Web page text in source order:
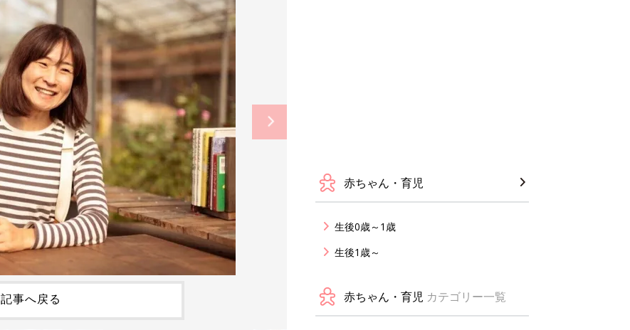
記事へ戻る
赤ちゃん・育児
生後0歳～1歳
生後1歳～
赤ちゃん・育児 カテゴリー一覧